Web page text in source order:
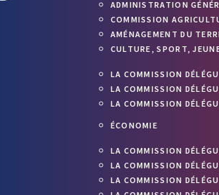
ADMINISTRATION
COMMISSION
AMÉNAGEMENT DU
CULTURE, SPORT,
LA COMMISSION
LA COMMISSION
LA COMMISSION
ÉCONOMIE
LA COMMISSION
LA COMMISSION
LA COMMISSION